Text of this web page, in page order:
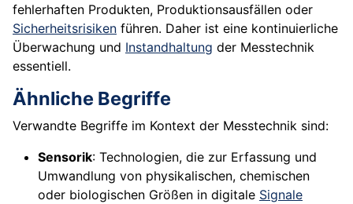
fehlerhaften Produkten, Produktionsausfällen oder
Sicherheitsrisiken führen. Daher ist eine kontinuierliche
Überwachung und Instandhaltung der Messtechnik
essentiell.
Ähnliche Begriffe
Verwandte Begriffe im Kontext der Messtechnik sind:
Sensorik: Technologien, die zur Erfassung und
Umwandlung von physikalischen, chemischen
oder biologischen Größen in digitale Signale